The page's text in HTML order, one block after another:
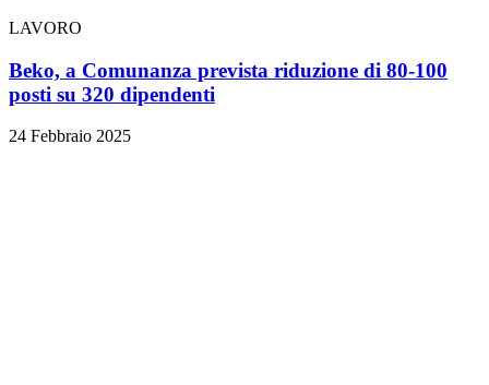
LAVORO
Beko, a Comunanza prevista riduzione di 80-100
posti su 320 dipendenti
24 Febbraio 2025